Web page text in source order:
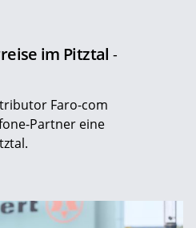
im Pitztal -
Faro-com
Partner eine